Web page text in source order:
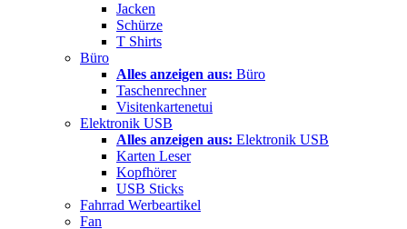
Jacken
Schürze
T Shirts
Büro
Alles anzeigen aus: Büro
Taschenrechner
Visitenkartenetui
Elektronik USB
Alles anzeigen aus: Elektronik USB
Karten Leser
Kopfhörer
USB Sticks
Fahrrad Werbeartikel
Fan